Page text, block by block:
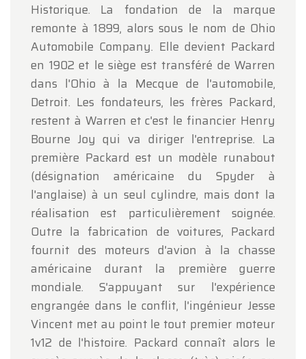
Historique. La fondation de la marque
remonte à 1899, alors sous le nom de Ohio
Automobile Company. Elle devient Packard
en 1902 et le siège est transféré de Warren
dans l'Ohio à la Mecque de l'automobile,
Detroit. Les fondateurs, les frères Packard,
restent à Warren et c'est le financier Henry
Bourne Joy qui va diriger l'entreprise. La
première Packard est un modèle runabout
(désignation américaine du Spyder à
l'anglaise) à un seul cylindre, mais dont la
réalisation est particulièrement soignée.
Outre la fabrication de voitures, Packard
fournit des moteurs d'avion à la chasse
américaine durant la première guerre
mondiale. S'appuyant sur l'expérience
engrangée dans le conflit, l'ingénieur Jesse
Vincent met au point le tout premier moteur
1v12 de l'histoire. Packard connaît alors le